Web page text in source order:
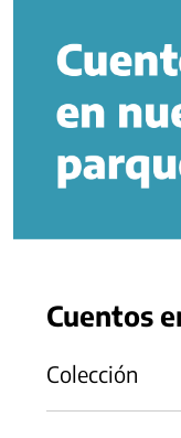
Cuentos
Colección